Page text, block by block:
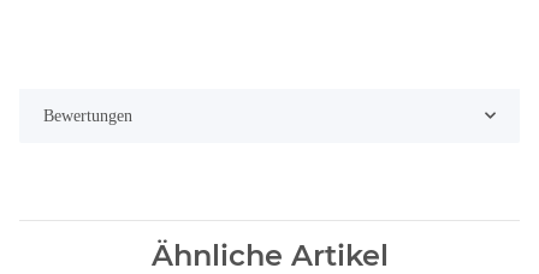
Bewertungen
Ähnliche Artikel